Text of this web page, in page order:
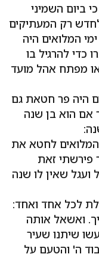
ביום השמיני
רק המעתיקים
המלואים היה
כדי להרגיל בו
מפתח אהל מועד
היה פר חטאת גם
אם הוא בן שנה
המלואים לחטא את
פירשתי זאת
ועגל שאין לו שנה
לכל אחד ואחד:
ואשאל אותה
שיתנו שעיר
ה' והטעם על